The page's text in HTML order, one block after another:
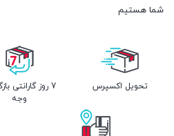
شما هستیم
تحویل اکسپرس
7 روز گارانتی
وجه